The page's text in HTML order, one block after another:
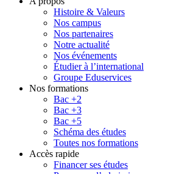
Histoire & Valeurs
Nos campus
Nos partenaires
Notre actualité
Nos événements
Étudier à l’international
Groupe Eduservices
Nos formations
Bac +2
Bac +3
Bac +5
Schéma des études
Toutes nos formations
Accès rapide
Financer ses études